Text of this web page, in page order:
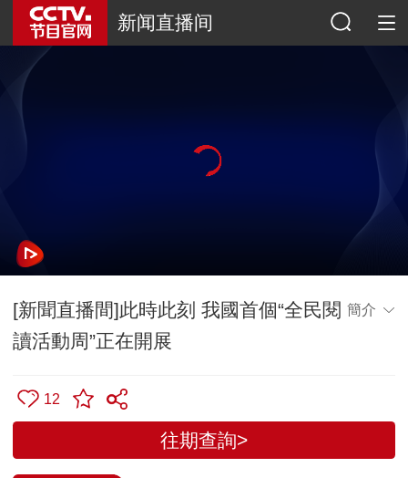
新闻直播间
[新聞直播間]此時此刻 我國首個“全民閱
讀活動周”正在開展
簡介
12
往期查詢>